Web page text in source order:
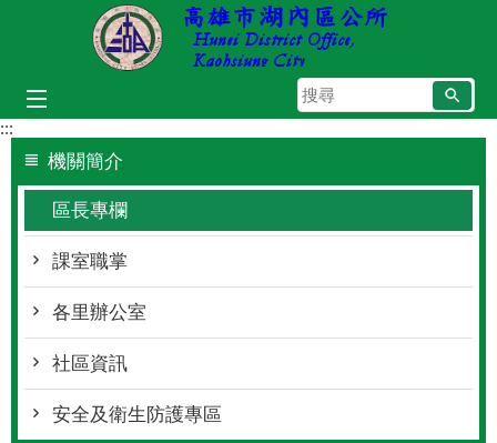
跳到主要內容區塊
搜
尋
:::
機關簡介
區長專欄
課室職掌
各里辦公室
社區資訊
安全及衛生防護專區